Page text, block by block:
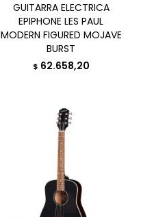
GUITARRA ELECTRICA
EPIPHONE LES PAUL
MODERN FIGURED MOJAVE
BURST
$ 62.658,20